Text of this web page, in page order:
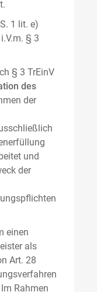
1 lit. e)
§ 3
§ 3 TrEinV
des
der
und
der
einen
als
Art. 28
Rahmen